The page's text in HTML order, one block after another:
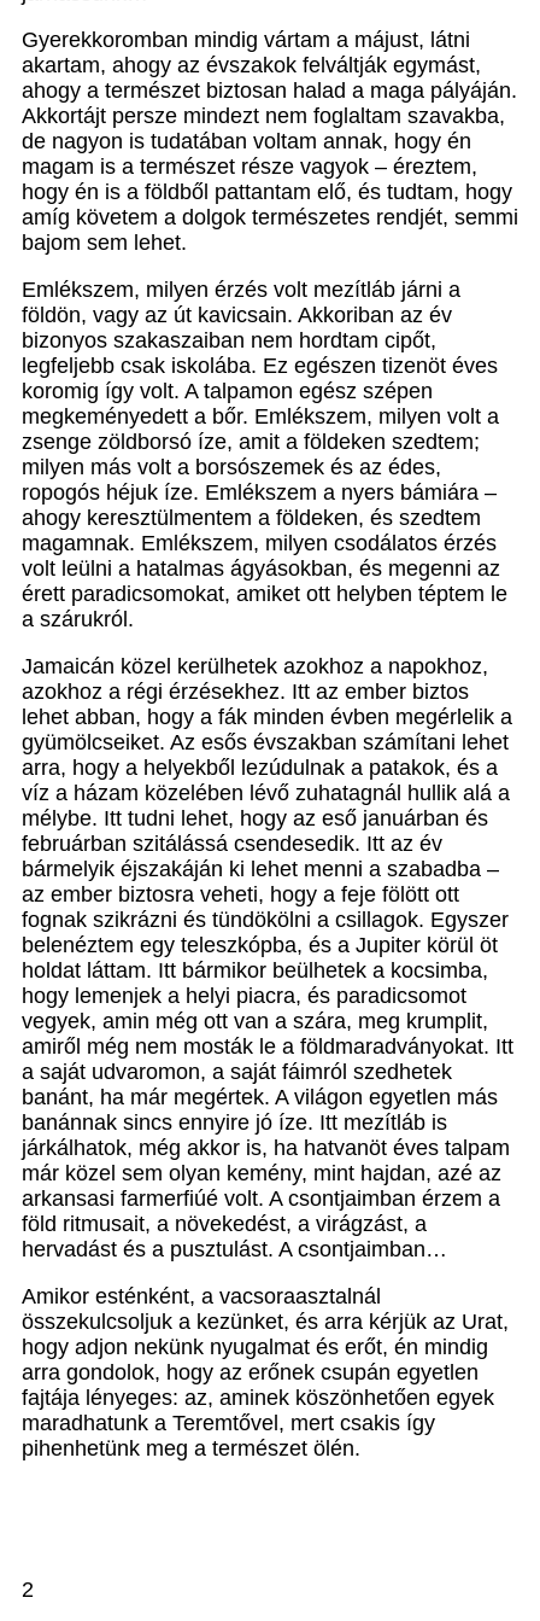
Gyerekkoromban mindig vártam a májust, látni
akartam, ahogy az évszakok felváltják egymást,
ahogy a természet biztosan halad a maga pályáján.
Akkortájt persze mindezt nem foglaltam szavakba,
de nagyon is tudatában voltam annak, hogy én
magam is a természet része vagyok – éreztem,
hogy én is a földből pattantam elő, és tudtam, hogy
amíg követem a dolgok természetes rendjét, semmi
bajom sem lehet.
Emlékszem, milyen érzés volt mezítláb járni a
földön, vagy az út kavicsain. Akkoriban az év
bizonyos szakaszaiban nem hordtam cipőt,
legfeljebb csak iskolába. Ez egészen tizenöt éves
koromig így volt. A talpamon egész szépen
megkeményedett a bőr. Emlékszem, milyen volt a
zsenge zöldborsó íze, amit a földeken szedtem;
milyen más volt a borsószemek és az édes,
ropogós héjuk íze. Emlékszem a nyers bámiára –
ahogy keresztülmentem a földeken, és szedtem
magamnak. Emlékszem, milyen csodálatos érzés
volt leülni a hatalmas ágyásokban, és megenni az
érett paradicsomokat, amiket ott helyben téptem le
a szárukról.
Jamaicán közel kerülhetek azokhoz a napokhoz,
azokhoz a régi érzésekhez. Itt az ember biztos
lehet abban, hogy a fák minden évben megérlelik a
gyümölcseiket. Az esős évszakban számítani lehet
arra, hogy a helyekből lezúdulnak a patakok, és a
víz a házam közelében lévő zuhatagnál hullik alá a
mélybe. Itt tudni lehet, hogy az eső januárban és
februárban szitálássá csendesedik. Itt az év
bármelyik éjszakáján ki lehet menni a szabadba –
az ember biztosra veheti, hogy a feje fölött ott
fognak szikrázni és tündökölni a csillagok. Egyszer
belenéztem egy teleszkópba, és a Jupiter körül öt
holdat láttam. Itt bármikor beülhetek a kocsimba,
hogy lemenjek a helyi piacra, és paradicsomot
vegyek, amin még ott van a szára, meg krumplit,
amiről még nem mosták le a földmaradványokat. Itt
a saját udvaromon, a saját fáimról szedhetek
banánt, ha már megértek. A világon egyetlen más
banánnak sincs ennyire jó íze. Itt mezítláb is
járkálhatok, még akkor is, ha hatvanöt éves talpam
már közel sem olyan kemény, mint hajdan, azé az
arkansasi farmerfiúé volt. A csontjaimban érzem a
föld ritmusait, a növekedést, a virágzást, a
hervadást és a pusztulást. A csontjaimban…
Amikor esténként, a vacsoraasztalnál
összekulcsoljuk a kezünket, és arra kérjük az Urat,
hogy adjon nekünk nyugalmat és erőt, én mindig
arra gondolok, hogy az erőnek csupán egyetlen
fajtája lényeges: az, aminek köszönhetően egyek
maradhatunk a Teremtővel, mert csakis így
pihenhetünk meg a természet ölén.
2